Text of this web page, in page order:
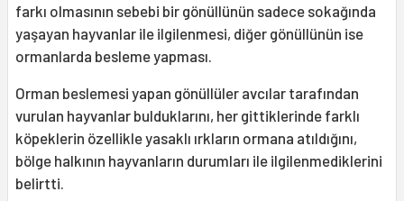
farkı olmasının sebebi bir gönüllünün sadece sokağında
yaşayan hayvanlar ile ilgilenmesi, diğer gönüllünün ise
ormanlarda besleme yapması.
Orman beslemesi yapan gönüllüler avcılar tarafından
vurulan hayvanlar bulduklarını, her gittiklerinde farklı
köpeklerin özellikle yasaklı ırkların ormana atıldığını,
bölge halkının hayvanların durumları ile ilgilenmediklerini
belirtti.